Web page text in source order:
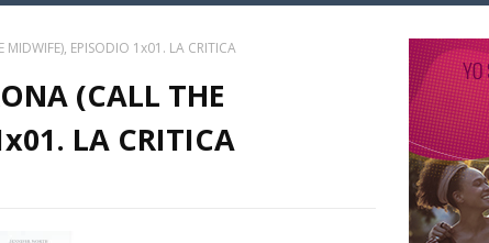
EPISODIO 1x01. LA CRITICA
(CALL THE
LA CRITICA